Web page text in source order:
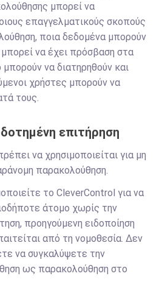
μπορεί να
επαγγελματικούς σκοπούς
ποια δεδομένα μπορούν
να έχει πρόσβαση στα
να διατηρηθούν και
χρήστες μπορούν να
τους.
επιτήρηση
να χρησιμοποιείται για μη
παρακολούθηση.
το CleverControl για να
άτομο χωρίς την
προηγούμενη ειδοποίηση
από τη νομοθεσία. Δεν
να συγκαλύψετε την
ως παρακολούθηση στο